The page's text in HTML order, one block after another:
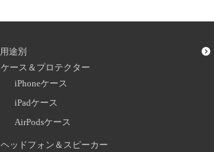
用途別
ケース＆プロテクター
iPhoneケース
iPadケース
AirPodsケース
ヘッドフォン＆スピーカー